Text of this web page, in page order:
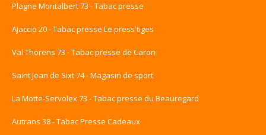
Plagne Montalbert 73 - Tabac presse
Ajaccio 20 - Tabac presse Le press'tiges
Val Thorens 73 - Tabac presse de Caron
Saint Jean de Sixt 74 - Magasin de sport
La Motte-Servolex 73 - Tabac presse du Beauregard
Autrans 38 - Tabac Presse Cadeaux